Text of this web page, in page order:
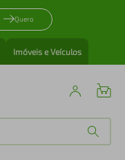
Quero
Imóveis e Veículos